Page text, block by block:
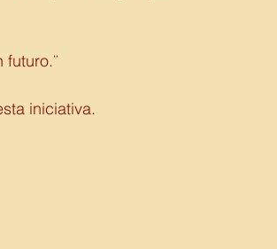
futuro.¨
iniciativa.